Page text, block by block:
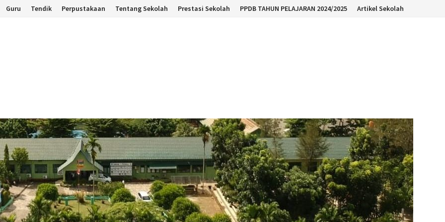
Guru Tendik Perpustakaan Tentang Sekolah Prestasi Sekolah PPDB TAHUN PELAJARAN 2024/2025 Artikel Sekolah